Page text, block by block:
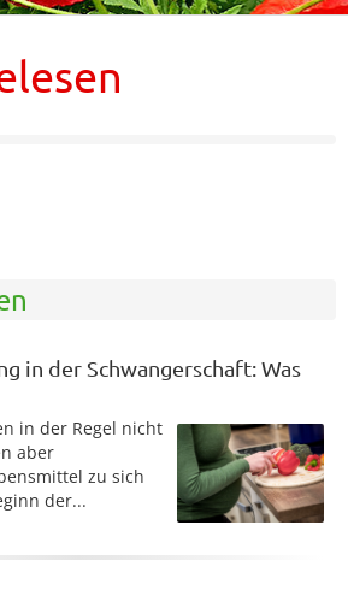
in der Schwangerschaft: Was
in der Regel nicht
aber
zu sich
der...